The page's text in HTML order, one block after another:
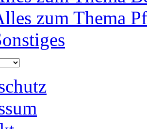
zum Thema